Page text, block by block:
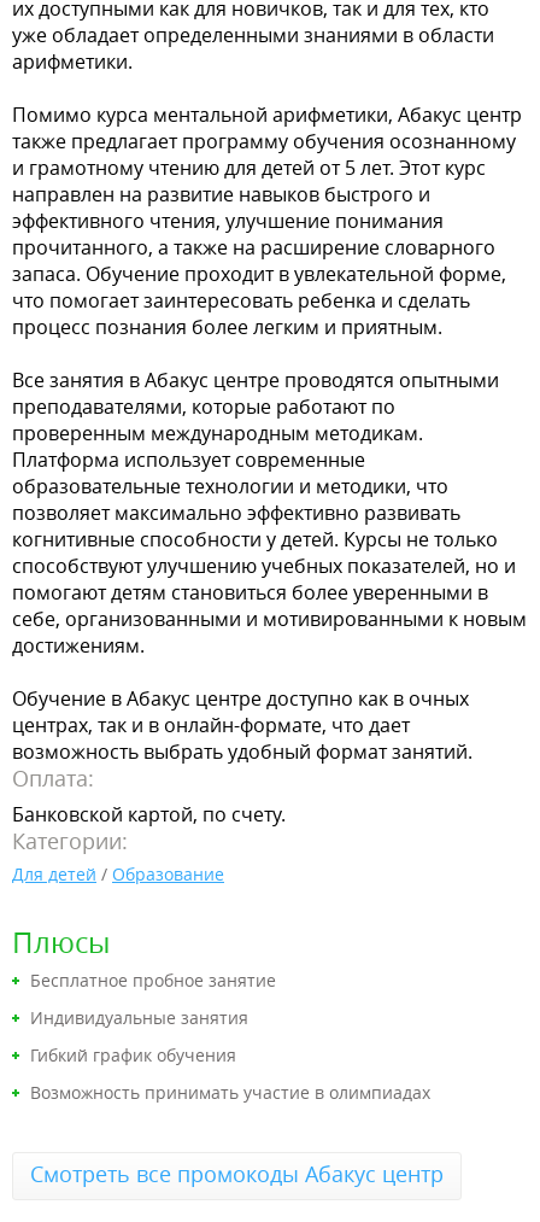
их доступными как для новичков, так и для тех, кто
уже обладает определенными знаниями в области
арифметики.
Помимо курса ментальной арифметики, Абакус центр
также предлагает программу обучения осознанному
и грамотному чтению для детей от 5 лет. Этот курс
направлен на развитие навыков быстрого и
эффективного чтения, улучшение понимания
прочитанного, а также на расширение словарного
запаса. Обучение проходит в увлекательной форме,
что помогает заинтересовать ребенка и сделать
процесс познания более легким и приятным.
Все занятия в Абакус центре проводятся опытными
преподавателями, которые работают по
проверенным международным методикам.
Платформа использует современные
образовательные технологии и методики, что
позволяет максимально эффективно развивать
когнитивные способности у детей. Курсы не только
способствуют улучшению учебных показателей, но и
помогают детям становиться более уверенными в
себе, организованными и мотивированными к новым
достижениям.
Обучение в Абакус центре доступно как в очных
центрах, так и в онлайн-формате, что дает
возможность выбрать удобный формат занятий.
Оплата:
Банковской картой, по счету.
Категории:
Для детей / Образование
Плюсы
Бесплатное пробное занятие
Индивидуальные занятия
Гибкий график обучения
Возможность принимать участие в олимпиадах
Смотреть все промокоды Абакус центр